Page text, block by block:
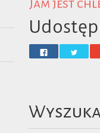
Jam jest